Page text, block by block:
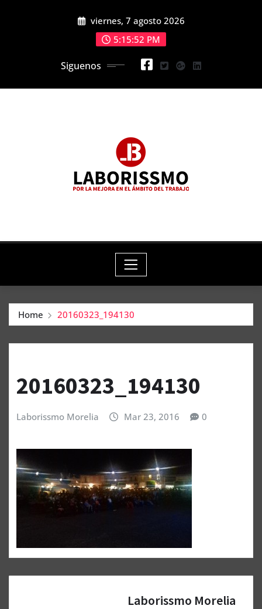
viernes, 7 agosto 2026
5:15:54 PM
Siguenos
Home 20160323_194130
20160323_194130
Laborissmo Morelia Mar 23, 2016 0
Laborissmo Morelia